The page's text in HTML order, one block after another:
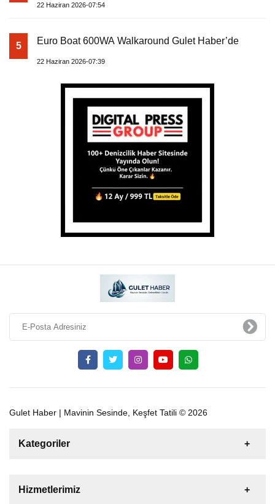
22 Haziran 2026-07:54
5 Euro Boat 600WA Walkaround Gulet Haber’de
22 Haziran 2026-07:39
Gulet Haber | Mavinin Sesinde, Keşfet Tatili © 2026
Kategoriler
Tekne
Hizmetlerimiz